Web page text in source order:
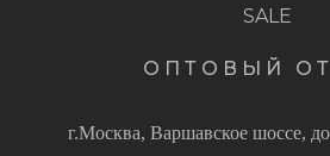
SALE
ОПТОВЫЙ
г.Москва, Варшавское шоссе,